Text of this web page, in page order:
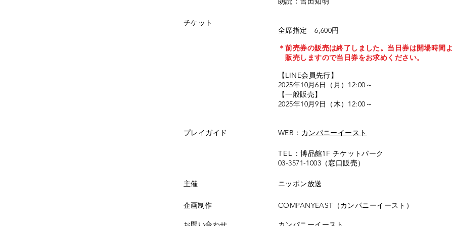
チケット
プレイガイド
​企画制作
​主催
全席指定 6,600円
＊前売券の販売は終了しました。当日券は開場時間
販売しますので当日券をお求めください。
【LINE会員先行】
2025年10月6日（月）12:00～
【一般販売】
2025年10月9日（木）12:00～
WEB： カンパニーイースト
TEL ：博品館1F チケットパーク
03-3571-1003（窓口販売）
​ニッポン放送
​COMPANYEAST（カンパニーイースト）